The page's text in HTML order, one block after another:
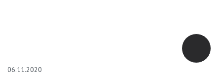
06.11.2020